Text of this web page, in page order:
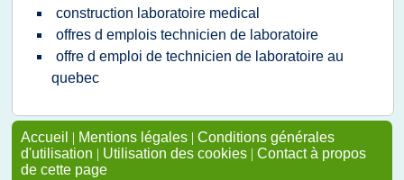
construction laboratoire medical
offres d emplois technicien de laboratoire
offre d emploi de technicien de laboratoire au
quebec
Accueil | Mentions légales | Conditions générales
d'utilisation | Utilisation des cookies | Contact à propos
de cette page